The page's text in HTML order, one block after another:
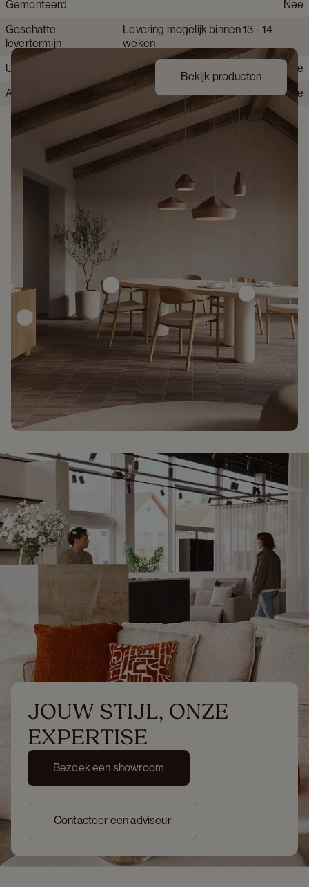
Krasbestendig tafelblad
Matig krasbestendig
Behandeld hout
Hittebestendig
Nee
Gemonteerd
Nee
Geschatte
levertermijn
Levering mogelijk binnen 13 - 14
weken
Uit voorraad leverbaar
Nee
Alle montage gereedschap inbegrepen
Nee
Bekijk producten
JOUW STIJL, ONZE
EXPERTISE
Bezoek een showroom
Contacteer een adviseur